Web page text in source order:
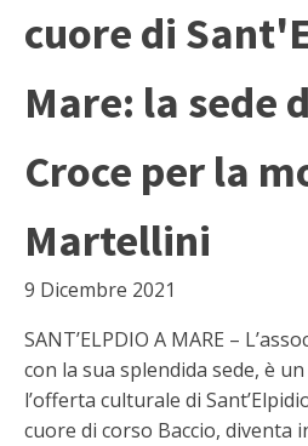
cuore di
Mare: la sede
Croce per la
Martellini
9 Dicembre 2021
SANT’ELPDIO A MARE –
con la sua splendida sede, è
l’offerta culturale di
cuore di corso Baccio, diventa